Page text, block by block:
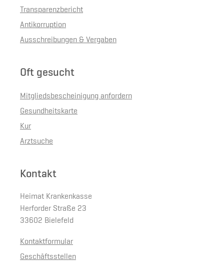
Transparenzbericht
Antikorruption
Ausschreibungen & Vergaben
Oft gesucht
Mitgliedsbescheinigung anfordern
Gesundheitskarte
Kur
Arztsuche
Kontakt
Heimat Krankenkasse
Herforder Straße 23
33602 Bielefeld
Kontaktformular
Geschäftsstellen